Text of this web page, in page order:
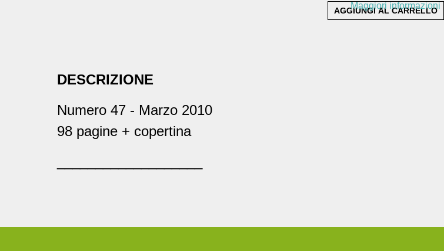
DESCRIZIONE
Numero 47 - Marzo 2010
98 pagine + copertina
Maggiori informazioni